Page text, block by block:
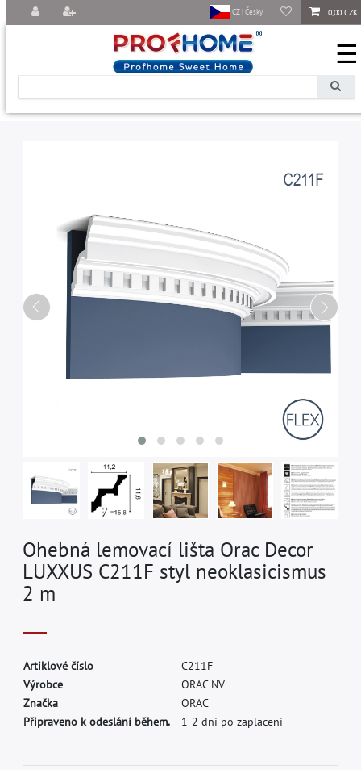
0,00 CZK
CZ | Česky
☰
Ohebná lemovací lišta Orac Decor
LUXXUS C211F styl neoklasicismus
2 m
Artiklové číslo C211F
Výrobce ORAC NV
Značka ORAC
Připraveno k odeslání během.
1-2 dní po zaplacení